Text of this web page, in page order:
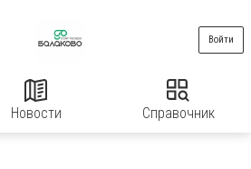
Новости Справочник
Войти